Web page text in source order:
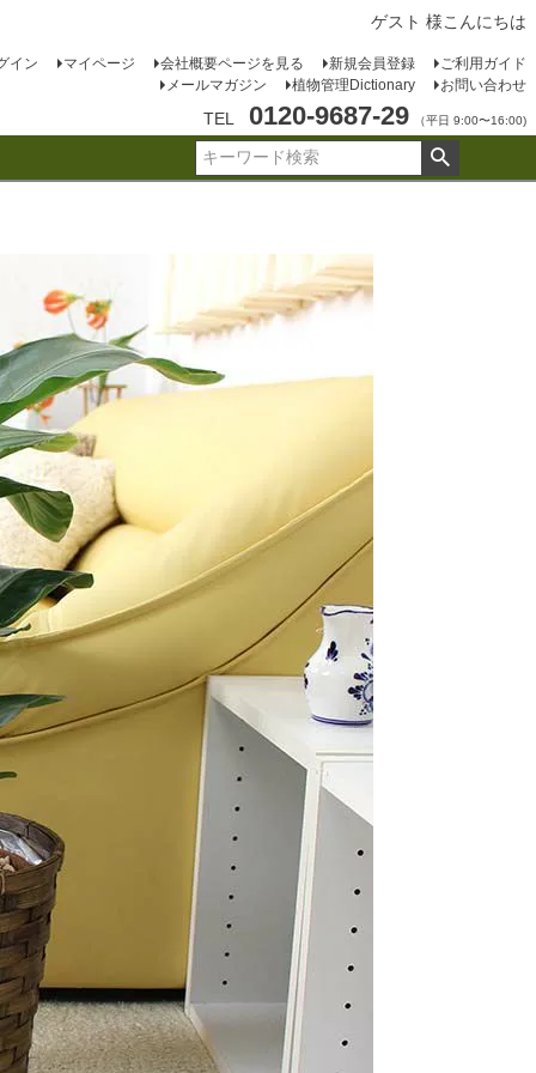
ゲスト 様こんにちは
イン マイページ 会社概要ページを見る 新規会員登録
ご利用ガイド
メールマガジン
植物管理Dictionary お問い合わせ
TEL 0120-9687-29 （平日 9:00〜16:00)